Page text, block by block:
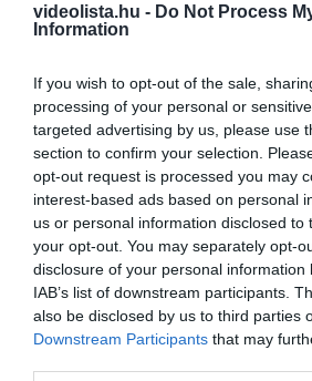
videolista.hu - Do Not Process
Information
If you wish to opt-out of the sale,
processing of your personal or
targeted advertising by us, please use
section to confirm your selection.
opt-out request is processed you may
interest-based ads based on personal
us or personal information disclosed to
your opt-out. You may separately opt-
disclosure of your personal information
IAB’s list of downstream participants.
also be disclosed by us to third parties
Downstream Participants that may
11 h 1 min